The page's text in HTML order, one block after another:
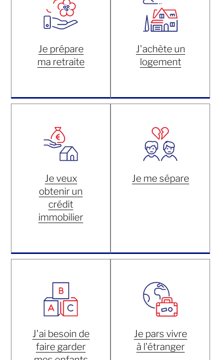
Je prépare
ma retraite
J'achète un
logement
Je veux
obtenir un
crédit
immobilier
Je me sépare
J'ai besoin de
faire garder
Je pars vivre
à l'étranger